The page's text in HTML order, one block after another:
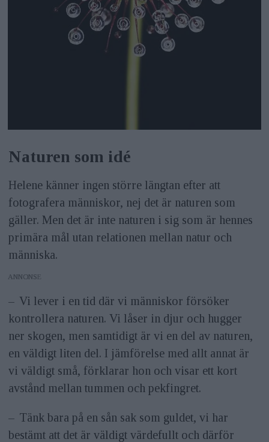
Naturen som idé
Helene känner ingen större längtan efter att
fotografera människor, nej det är naturen som
gäller. Men det är inte naturen i sig som är hennes
primära mål utan relationen mellan natur och
människa.
ANNONS
– Vi lever i en tid där vi människor försöker
kontrollera naturen. Vi låser in djur och hugger
ner skogen, men samtidigt är vi en del av naturen,
en väldigt liten del. I jämförelse med allt annat är
vi väldigt små, förklarar hon och visar ett kort
avstånd mellan tummen och pekfingret.
– Tänk bara på en sån sak som guldet, vi har
bestämt att det är väldigt värdefullt och därför